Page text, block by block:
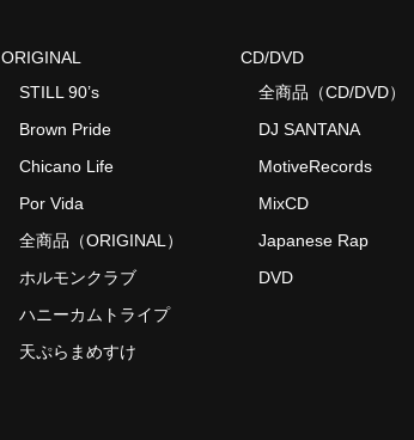
ORIGINAL
STILL 90’s
Brown Pride
Chicano Life
Por Vida
全商品（ORIGINAL）
ホルモンクラブ
ハニーカムトライプ
天ぷらまめすけ
CD/DVD
全商品（CD/DVD）
DJ SANTANA
MotiveRecords
MixCD
Japanese Rap
DVD